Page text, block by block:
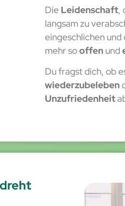
Die Leidenschaft,
langsam zu
eingeschlichen und
mehr sooffenund
Du fragst dich, ob
wiederzubeleben
Unzufriedenheit